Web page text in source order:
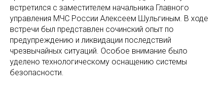
встретился с заместителем начальника Главного
управления МЧС России Алексеем Шульгиным. В ходе
встречи был представлен сочинский опыт по
предупреждению и ликвидации последствий
чрезвычайных ситуаций. Особое внимание было
уделено технологическому оснащению системы
безопасности.